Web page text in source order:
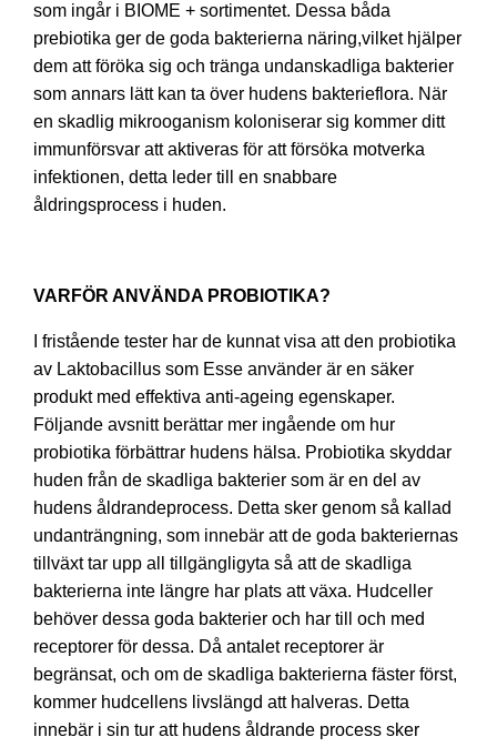
som ingår i BIOME + sortimentet. Dessa båda
prebiotika ger de goda bakterierna näring,vilket hjälper
dem att föröka sig och tränga undanskadliga bakterier
som annars lätt kan ta över hudens bakterieflora. När
en skadlig mikrooganism koloniserar sig kommer ditt
immunförsvar att aktiveras för att försöka motverka
infektionen, detta leder till en snabbare
åldringsprocess i huden.
VARFÖR ANVÄNDA PROBIOTIKA?
I fristående tester har de kunnat visa att den probiotika
av Laktobacillus som Esse använder är en säker
produkt med effektiva anti-ageing egenskaper.
Följande avsnitt berättar mer ingående om hur
probiotika förbättrar hudens hälsa. Probiotika skyddar
huden från de skadliga bakterier som är en del av
hudens åldrandeprocess. Detta sker genom så kallad
undanträngning, som innebär att de goda bakteriernas
tillväxt tar upp all tillgängligyta så att de skadliga
bakterierna inte längre har plats att växa. Hudceller
behöver dessa goda bakterier och har till och med
receptorer för dessa. Då antalet receptorer är
begränsat, och om de skadliga bakterierna fäster först,
kommer hudcellens livslängd att halveras. Detta
innebär i sin tur att hudens åldrande process sker